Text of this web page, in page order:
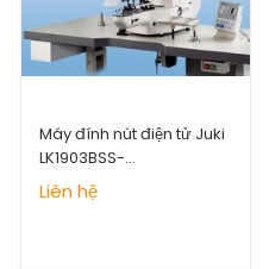
Máy đính nút điện tử Juki
LK1903BSS-
301/MC672KSS
Liên hệ